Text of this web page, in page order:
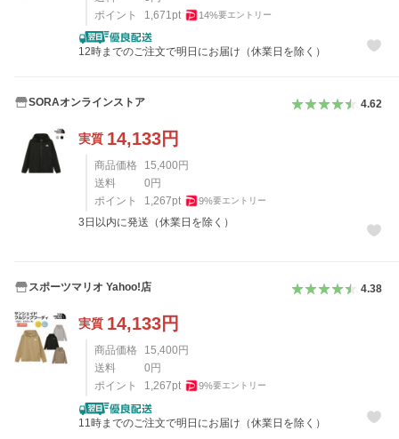
ポイント
1,671 pt 14%要エントリー
12時までのご注文で明日にお届け（休業日を除く）
SORAオンラインストア 4.62
実質 14,133円
商品価格 15,400 円
送料
0 円
ポイント
1,267pt 9%要エントリー
3日以内に発送（休業日を除く）
スポーツマリオ Yahoo!店 4.38
実質 14,133円
商品価格 15,400 円
送料
0 円
ポイント
1,267pt 9%要エントリー
11時までのご注文で明日にお届け（休業日を除く）